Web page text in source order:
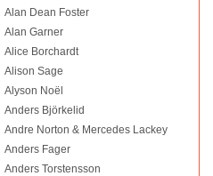
Alan Dean Foster
Alan Garner
Alice Borchardt
Alison Sage
Alyson Noël
Anders Björkelid
Andre Norton & Mercedes Lackey
Anders Fager
Anders Torstensson